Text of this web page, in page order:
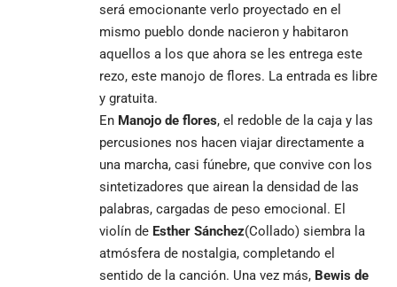
será emocionante verlo proyectado en el
mismo pueblo donde nacieron y habitaron
aquellos a los que ahora se les entrega este
rezo, este manojo de flores. La entrada es libre
y gratuita.
En Manojo de flores, el redoble de la caja y las
percusiones nos hacen viajar directamente a
una marcha, casi fúnebre, que convive con los
sintetizadores que airean la densidad de las
palabras, cargadas de peso emocional. El
violín de Esther Sánchez(Collado) siembra la
atmósfera de nostalgia, completando el
sentido de la canción. Una vez más, Bewis de